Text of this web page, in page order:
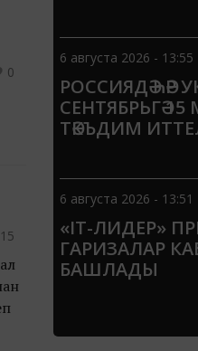
0
15
6 августа 2026 - 13:55
РОССИЯДӘ ҺӘР
СЕНТЯБРЬГӘ 15
ТӘКЪДИМ
6 августа 2026 - 13:51
«IT-ЛИДЕР»
ГАРИЗАЛАР
БАШЛАДЫ